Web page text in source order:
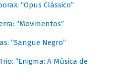
“Opus Clássico”
“Movimentos”
“Sangue Negro”
“Enigma: A Música de